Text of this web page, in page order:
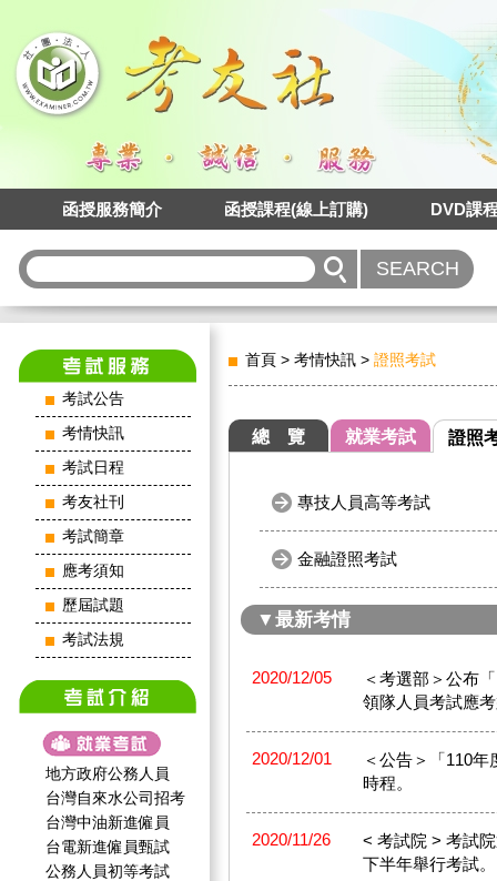
函授服務簡介 函授課程(線上訂購) DVD課
考試公告
考情快訊
考試日程
考友社刊
考試簡章
應考須知
歷屆試題
考試法規
地方政府公務人員
台灣自來水公司招考
台灣中油新進僱員
台電新進僱員甄試
公務人員初等考試
首頁 > 考情快訊 > 證照考試
總 覽 就業考試 證照
專技人員高等考試
金融證照考試
▼最新考情
2020/12/05
＜考選部＞公布
領隊人員考試應
2020/12/01
＜公告＞「110
時程。
2020/11/26
< 考試院 > 考試
下半年舉行考試。